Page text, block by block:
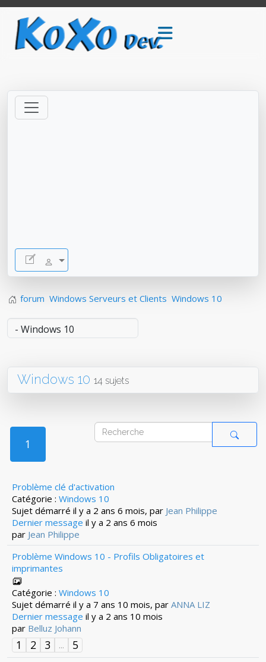
forum Windows Serveurs et Clients Windows 10
Windows 10 14 sujets
1
Problème clé d'activation
Catégorie : Windows 10
Sujet démarré il y a 2 ans 6 mois, par Jean Philippe
Dernier message il y a 2 ans 6 mois
par Jean Philippe
Problème Windows 10 - Profils Obligatoires et
imprimantes
Catégorie : Windows 10
Sujet démarré il y a 7 ans 10 mois, par ANNA LIZ
Dernier message il y a 2 ans 10 mois
par Belluz Johann
1 2 3 ... 5